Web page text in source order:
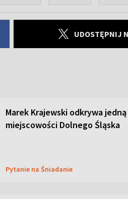
UDOSTĘPNIJ
Marek Krajewski odkrywa
miejscowości Dolnego Śląska
Pytanie na Śniadanie